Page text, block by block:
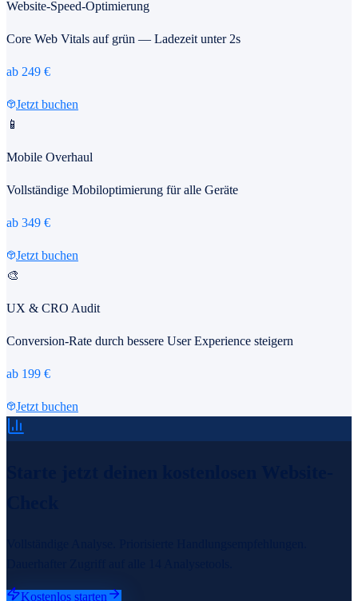
Website-Speed-Optimierung
Core Web Vitals auf grün — Ladezeit unter 2s
ab 249 €
Jetzt buchen
📱
Mobile Overhaul
Vollständige Mobiloptimierung für alle Geräte
ab 349 €
Jetzt buchen
🎨
UX & CRO Audit
Conversion-Rate durch bessere User Experience steigern
ab 199 €
Jetzt buchen
Kostenlos starten